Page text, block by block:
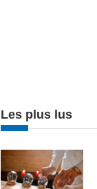
Les plus lus